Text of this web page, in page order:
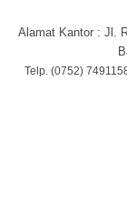
Alamat Kantor : Jl.
Telp. (0752)